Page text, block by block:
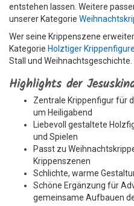
entstehen lassen. Weitere
unserer Kategorie
Wer seine Krippenszene
Kategorie Holztiger
Stall und Weihnachtsgeschichte.
Highlights der
Zentrale Krippenfigur für
um Heiligabend
Liebevoll gestaltete
und Spielen
Passt zu
Krippenszenen
Schlichte, warme
Schöne Ergänzung für
gemeinsame Aufbauen